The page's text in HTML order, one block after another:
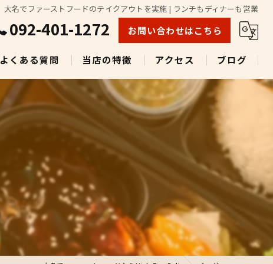
大名でファーストフードのテイクアウトを実施 | ランチもディナーも営業
092-401-1272 お問い合わせはこちら
よくある質問 当店の特徴
ランチ
グルメ
多国籍料理
アクセス ブログ